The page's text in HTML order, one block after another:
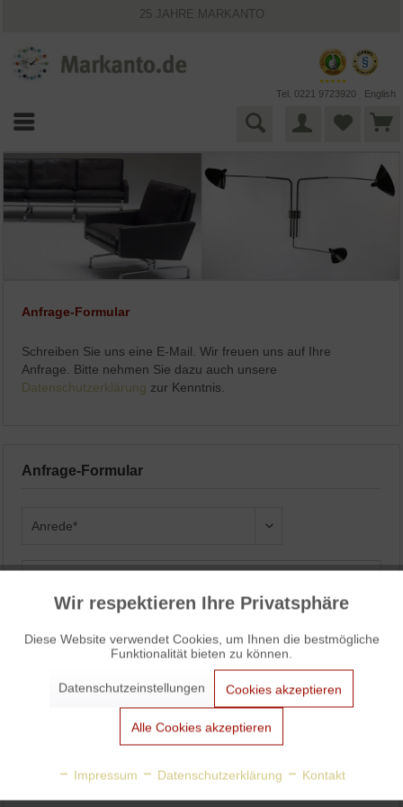
25 JAHRE MARKANTO
VIELFÄLTIGE ZAHLUNGSMÖGLICHKEITEN
Tel. 0221 9723920 English
Anfrage-Formular
Schreiben Sie uns eine E-Mail. Wir freuen uns auf Ihre
Anfrage. Bitte nehmen Sie dazu auch unsere
Datenschutzerklärung zur Kenntnis.
Anfrage-Formular
Funktionale Aktiv
Aktiv
Aktiv
Personalisierung
Wir respektieren Ihre Privatsphäre
Diese Website verwendet Cookies, um Ihnen die bestmögliche
Funktionalität bieten zu können.
Datenschutzeinstellungen Cookies akzeptieren
Alle Cookies akzeptieren
Impressum Datenschutzerklärung Kontakt